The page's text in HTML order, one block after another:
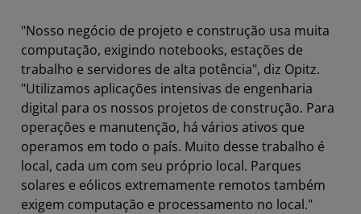
"Nosso negócio de projeto e construção usa muita
computação, exigindo notebooks, estações de
trabalho e servidores de alta potência", diz Opitz.
"Utilizamos aplicações intensivas de engenharia
digital para os nossos projetos de construção. Para
operações e manutenção, há vários ativos que
operamos em todo o país. Muito desse trabalho é
local, cada um com seu próprio local. Parques
solares e eólicos extremamente remotos também
exigem computação e processamento no local."